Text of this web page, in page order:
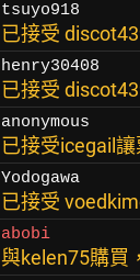
tsuyo918
已接受
henry30408
已接受
anonymous
已接受icegail
Yodogawa
已接受
abobi
與kelen75購買